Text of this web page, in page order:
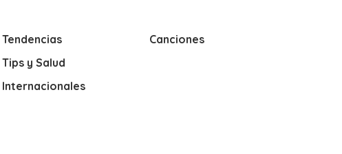
Tendencias
Tips y Salud
Internacionales
Canciones